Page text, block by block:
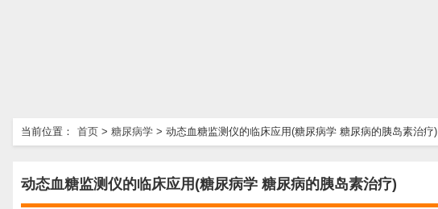
当前位置： 首页 > 糖尿病学 > 动态血糖监测仪的临床应用(糖尿病学 糖尿病的胰岛素治疗)
动态血糖监测仪的临床应用(糖尿病学 糖尿病的胰岛素治疗)